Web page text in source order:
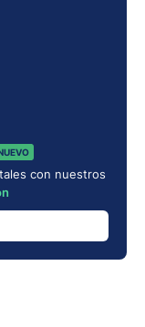
con nuestros